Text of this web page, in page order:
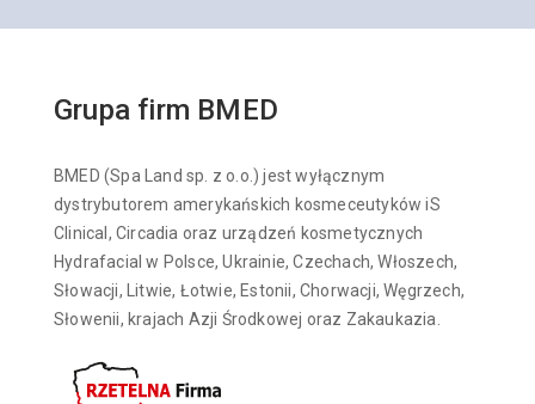
Grupa firm BMED
BMED (Spa Land sp. z o.o.) jest wyłącznym
dystrybutorem amerykańskich kosmeceutyków iS
Clinical, Circadia oraz urządzeń kosmetycznych
Hydrafacial w Polsce, Ukrainie, Czechach, Włoszech,
Słowacji, Litwie, Łotwie, Estonii, Chorwacji, Węgrzech,
Słowenii, krajach Azji Środkowej oraz Zakaukazia.